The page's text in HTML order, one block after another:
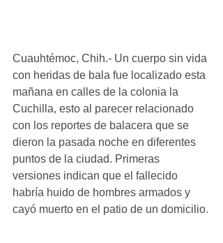
Cuauhtémoc, Chih.- Un cuerpo sin vida
con heridas de bala fue localizado esta
mañana en calles de la colonia la
Cuchilla, esto al parecer relacionado
con los reportes de balacera que se
dieron la pasada noche en diferentes
puntos de la ciudad. Primeras
versiones indican que el fallecido
habría huido de hombres armados y
cayó muerto en el patio de un domicilio.